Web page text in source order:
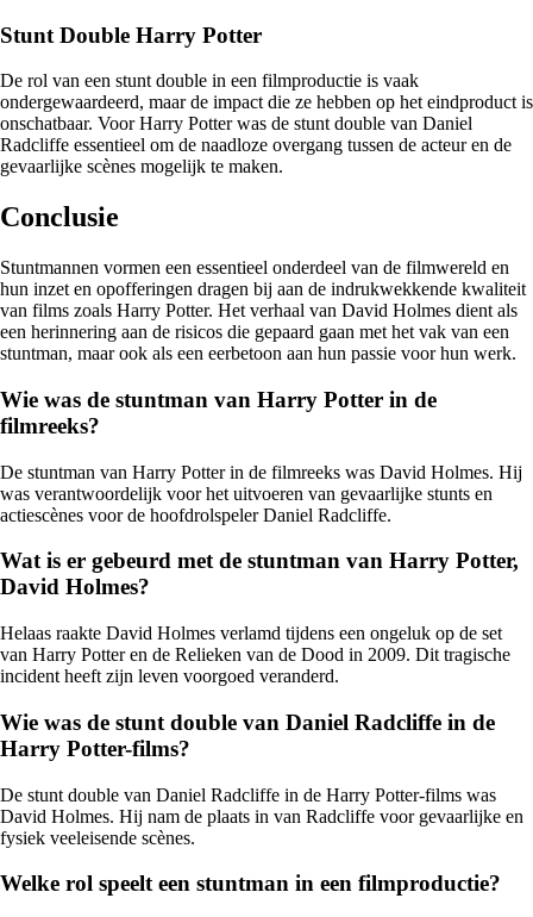
Stunt Double Harry Potter
De rol van een stunt double in een filmproductie is vaak
ondergewaardeerd, maar de impact die ze hebben op het eindproduct is
onschatbaar. Voor Harry Potter was de stunt double van Daniel
Radcliffe essentieel om de naadloze overgang tussen de acteur en de
gevaarlijke scènes mogelijk te maken.
Conclusie
Stuntmannen vormen een essentieel onderdeel van de filmwereld en
hun inzet en opofferingen dragen bij aan de indrukwekkende kwaliteit
van films zoals Harry Potter. Het verhaal van David Holmes dient als
een herinnering aan de risicos die gepaard gaan met het vak van een
stuntman, maar ook als een eerbetoon aan hun passie voor hun werk.
Wie was de stuntman van Harry Potter in de
filmreeks?
De stuntman van Harry Potter in de filmreeks was David Holmes. Hij
was verantwoordelijk voor het uitvoeren van gevaarlijke stunts en
actiescènes voor de hoofdrolspeler Daniel Radcliffe.
Wat is er gebeurd met de stuntman van Harry Potter,
David Holmes?
Helaas raakte David Holmes verlamd tijdens een ongeluk op de set
van Harry Potter en de Relieken van de Dood in 2009. Dit tragische
incident heeft zijn leven voorgoed veranderd.
Wie was de stunt double van Daniel Radcliffe in de
Harry Potter-films?
De stunt double van Daniel Radcliffe in de Harry Potter-films was
David Holmes. Hij nam de plaats in van Radcliffe voor gevaarlijke en
fysiek veeleisende scènes.
Welke rol speelt een stuntman in een filmproductie?